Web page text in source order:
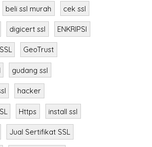
beli ssl murah cek ssl
digicert ssl ENKRIPSI
GeoTrust
gudang ssl
hacker
Https install ssl
Jual Sertifikat SSL